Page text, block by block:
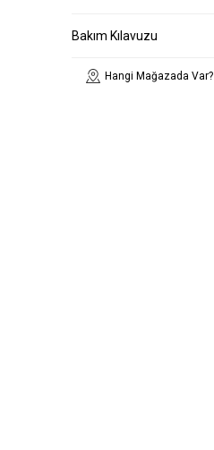
Bakım Kılavuzu
Hangi Mağazada Var?